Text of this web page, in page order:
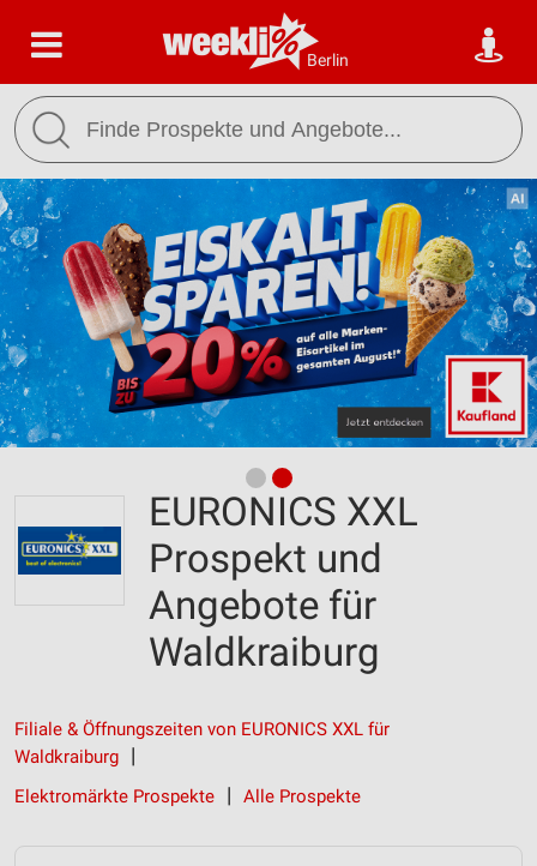
Berlin
EURONICS XXL
Prospekt und
Angebote für
Waldkraiburg
Filiale & Öffnungszeiten von EURONICS XXL für
Waldkraiburg
Elektromärkte Prospekte
Alle Prospekte